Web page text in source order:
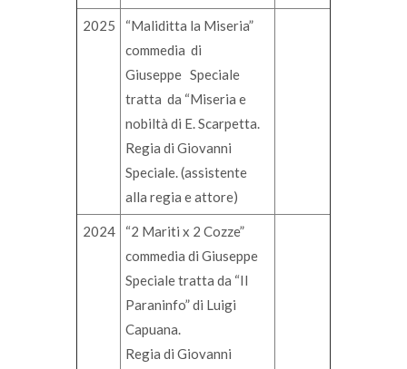
2025
“Maliditta la Miseria”
commedia di
Giuseppe Speciale
tratta da “Miseria e
nobiltà di E. Scarpetta.
Regia di Giovanni
Speciale. (assistente
alla regia e attore)
2024
“2 Mariti x 2 Cozze”
commedia di Giuseppe
Speciale tratta da “Il
Paraninfo” di Luigi
Capuana.
Regia di Giovanni